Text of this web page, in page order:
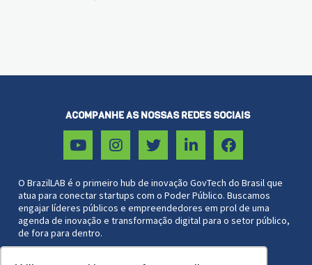
O BrazilLAB é o primeiro hub de inovação GovTech do Brasil que
atua para conectar startups com o Poder Público. Buscamos
engajar líderes públicos e empreendedores em prol de uma
agenda de inovação e transformação digital para o setor público,
de fora para dentro.
ACOMPANHE AS NOSSAS REDES SOCIAIS